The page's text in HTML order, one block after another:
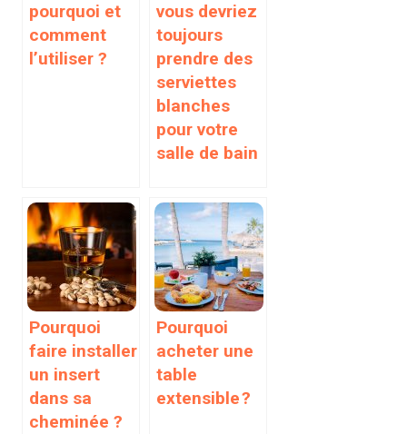
pourquoi et
comment
l’utiliser ?
vous devriez
toujours
prendre des
serviettes
blanches
pour votre
salle de bain
Pourquoi
faire installer
un insert
dans sa
cheminée ?
Pourquoi
acheter une
table
extensible ?